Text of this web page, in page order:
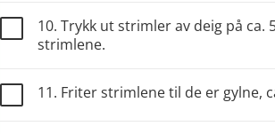
10. Trykk ut strimler av deig på
strimlene.
11. Friter strimlene til de er gylne,